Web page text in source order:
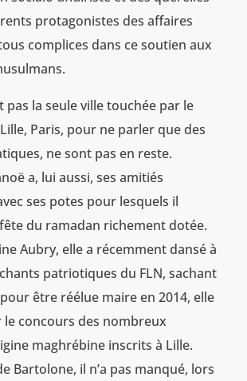
protagonistes des affaires
complices dans ce soutien aux
pas la seule ville touchée par le
Paris, pour ne parler que des
ne sont pas en reste.
a, lui aussi, ses amitiés
ses potes pour lesquels il
du ramadan richement dotée.
Aubry, elle a récemment dansé à
patriotiques du FLN, sachant
être réélue maire en 2014, elle
le concours des nombreux
maghrébine inscrits à Lille.
Bartolone, il n’a pas manqué, lors